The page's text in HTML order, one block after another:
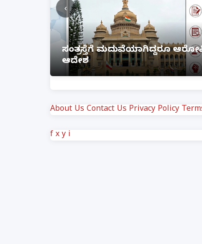
ಸಂತ್ರಸ್ತೆಗೆ ಮದುವೆಯಾಗಿದ್ದರೂ
ಆದೇಶ
‹
About Us Contact Us Privacy Policy
f x y i